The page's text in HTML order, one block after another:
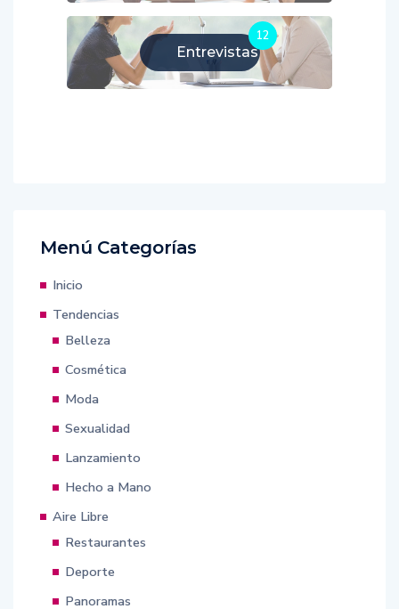
Entrevistas
12
Menú Categorías
Inicio
Tendencias
Belleza
Cosmética
Moda
Sexualidad
Lanzamiento
Hecho a Mano
Aire Libre
Restaurantes
Deporte
Panoramas